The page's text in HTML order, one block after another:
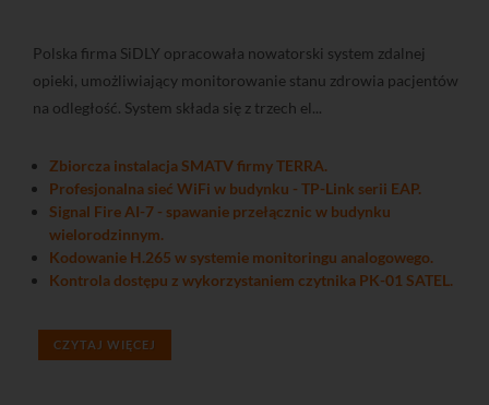
Polska firma SiDLY opracowała nowatorski system zdalnej
opieki, umożliwiający monitorowanie stanu zdrowia pacjentów
na odległość. System składa się z trzech el...
Zbiorcza instalacja SMATV firmy TERRA.
Profesjonalna sieć WiFi w budynku - TP-Link serii EAP.
Signal Fire AI-7 - spawanie przełącznic w budynku
wielorodzinnym.
Kodowanie H.265 w systemie monitoringu analogowego.
Kontrola dostępu z wykorzystaniem czytnika PK-01 SATEL.
CZYTAJ WIĘCEJ